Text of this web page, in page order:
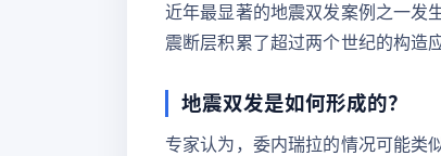
近年最显著的地震双发案例之一发
震断层积累了超过两个世纪的构造
地震双发是如何形成的？
专家认为，委内瑞拉的情况可能类